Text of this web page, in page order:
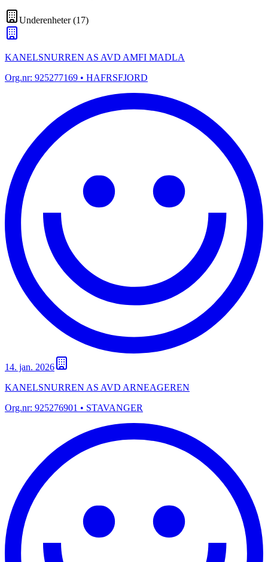
Underenheter(17)
KANELSNURREN AS AVD AMFI MADLA
Org.nr: 925277169 • HAFRSFJORD
14. jan. 2026
KANELSNURREN AS AVD ARNEAGEREN
Org.nr: 925276901 • STAVANGER